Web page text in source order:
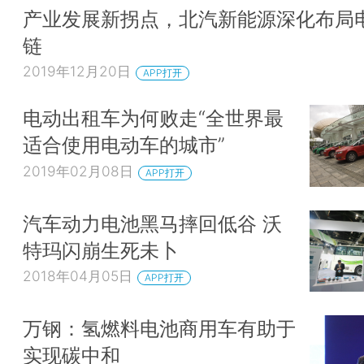
产业发展新拐点，北汽新能源深化布局
链
2019年12月20日 APP打开
电动出租车为何败走“全世界最
适合使用电动车的城市”
2019年02月08日 APP打开
汽车动力电池黑马摔回低谷 沃
特玛闪崩生死未卜
2018年04月05日 APP打开
万钢：氢燃料电池商用车有助于
实现碳中和